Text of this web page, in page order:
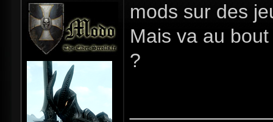
mods sur des
Mais va au
?